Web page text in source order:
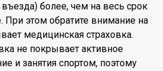
более, чем на весь срок
При этом обратите внимание на
медицинская страховка.
не покрывает активное
и занятия спортом, поэтому